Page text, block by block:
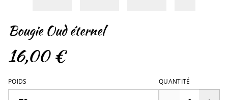
Bougie Oud éternel
16,00 €
POIDS QUANTITÉ